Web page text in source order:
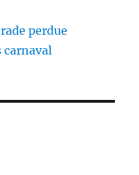
perdue
carnaval